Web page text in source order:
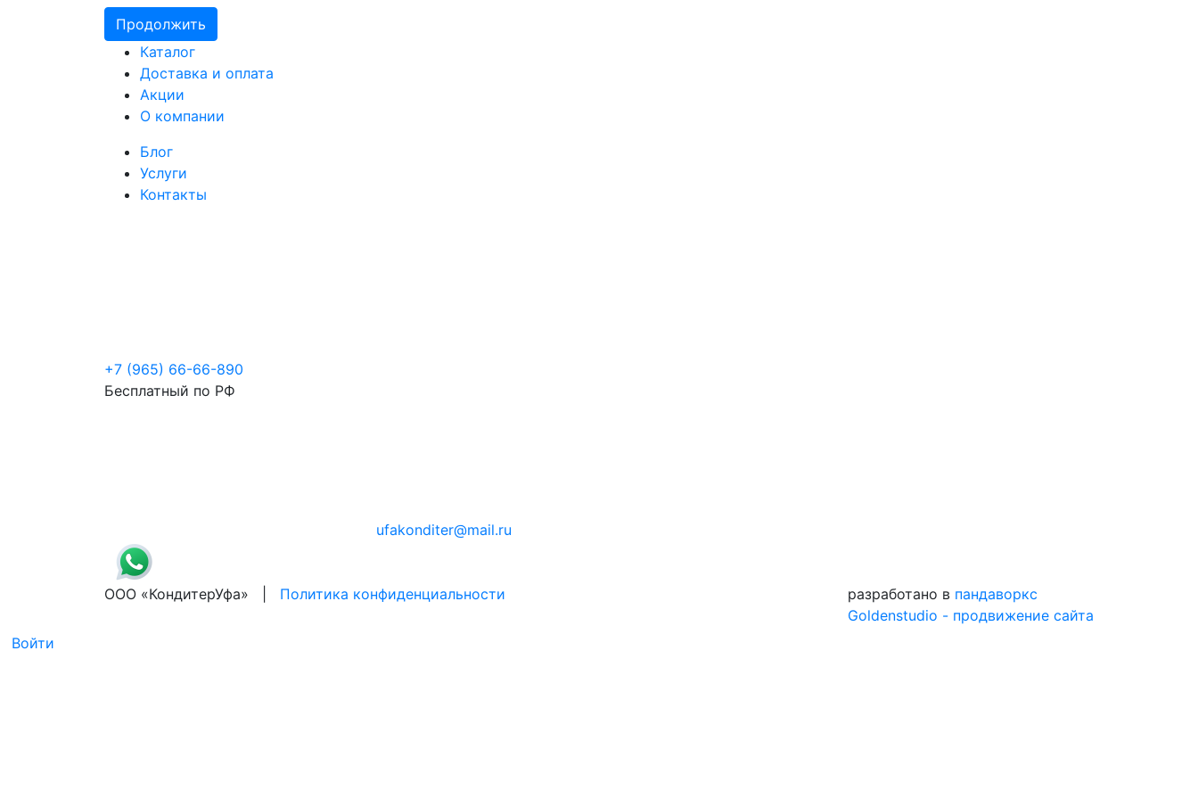
Продолжить
Каталог
Доставка и оплата
Акции
О компании
Блог
Услуги
Контакты
+7 (965) 66-66-890
Бесплатный по РФ
ufakonditer@mail.ru
ООО «КондитерУфа» | Политика конфиденциальности разработано в пандаворкс
Goldenstudio - продвижение сайта
Войти